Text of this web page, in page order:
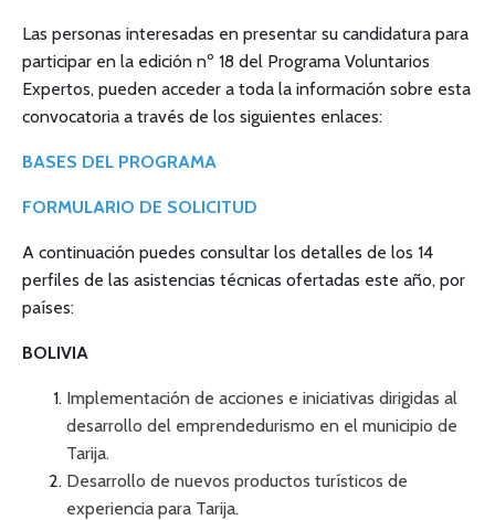
Las personas interesadas en presentar su candidatura para
participar en la edición nº 18 del Programa Voluntarios
Expertos, pueden acceder a toda la información sobre esta
convocatoria a través de los siguientes enlaces:
BASES DEL PROGRAMA
FORMULARIO DE SOLICITUD
A continuación puedes consultar los detalles de los 14
perfiles de las asistencias técnicas ofertadas este año, por
países:
BOLIVIA
Implementación de acciones e iniciativas dirigidas al
desarrollo del emprendedurismo en el municipio de
Tarija.
Desarrollo de nuevos productos turísticos de
experiencia para Tarija.